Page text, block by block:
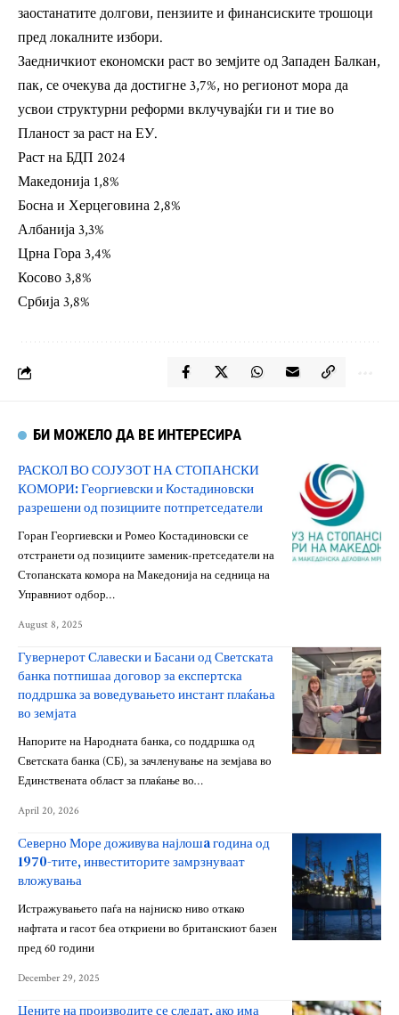
заостанатите долгови, пензиите и финансиските трошоци
пред локалните избори.
Заедничкиот економски раст во земјите од Западен Балкан,
пак, се очекува да достигне 3,7%, но регионот мора да
усвои структурни реформи вклучувајќи ги и тие во
Планост за раст на ЕУ.
Раст на БДП 2024
Македонија 1,8%
Босна и Херцеговина 2,8%
Албанија 3,3%
Црна Гора 3,4%
Косово 3,8%
Србија 3,8%
БИ МОЖЕЛО ДА ВЕ ИНТЕРЕСИРА
РАСКОЛ ВО СОЈУЗОТ НА СТОПАНСКИ
КОМОРИ: Георгиевски и Костадиновски
разрешени од позициите потпретседатели
Горан Георгиевски и Ромео Костадиновски се
отстранети од позициите заменик-претседатели на
Стопанската комора на Македонија на седница на
Управниот одбор…
August 8, 2025
Гувернерот Славески и Басани од Светската
банка потпишаа договор за експертска
поддршка за воведувањето инстант плаќања
во земјата
Напорите на Народната банка, со поддршка од
Светската банка (СБ), за зачленување на земјава во
Единствената област за плаќање во…
April 20, 2026
Северно Море доживува најлошa година од
1970-тите, инвеститорите замрзнуваат
вложувања
Истражувањето паѓа на најниско ниво откако
нафтата и гасот беа откриени во британскиот базен
пред 60 години
December 29, 2025
Цените на производите се следат, ако има